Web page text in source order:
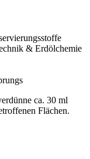
& Erdölchemie
ca. 30 ml
Flächen.